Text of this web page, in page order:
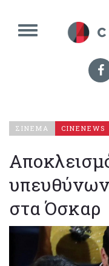
ΣΙΝΕΜΑ CINENEWS
υπευθύνων
στα Όσκαρ